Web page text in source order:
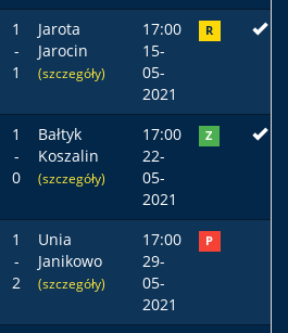
1
-
1
Jarota
Jarocin
(szczegóły)
17:00
15-
05-
2021
R
1
-
0
Bałtyk
Koszalin
(szczegóły)
17:00
22-
05-
2021
Z
1
-
2
Unia
Janikowo
(szczegóły)
17:00
29-
05-
2021
P